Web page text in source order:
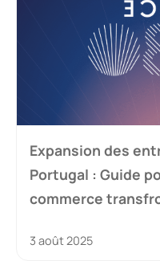
Expansion des
Portugal : Guide
commerce
3 août 2025